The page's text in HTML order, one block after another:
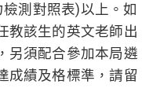
測對照表)以上。如
教該生的英文老師出
另須配合參加本局遴
成績及格標準，請留